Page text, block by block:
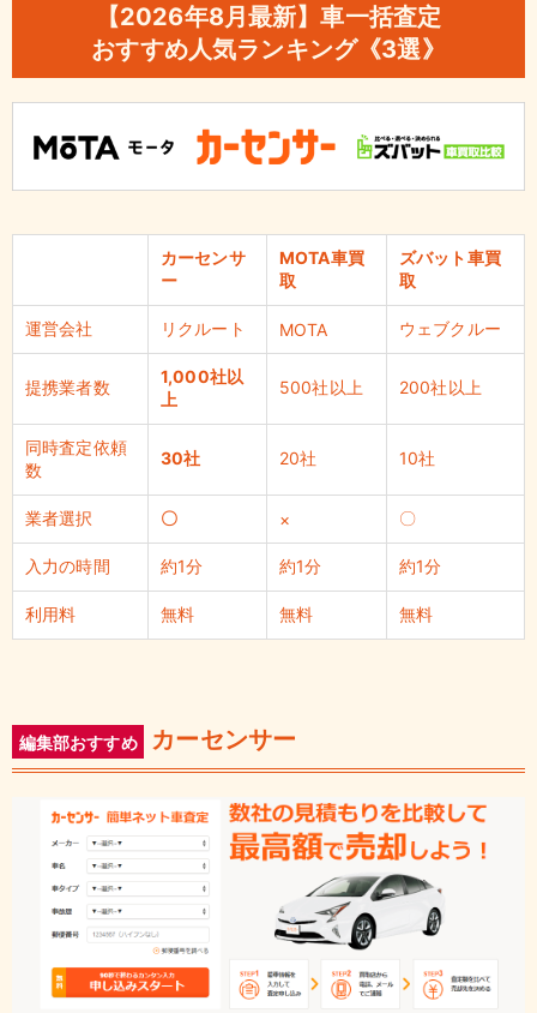
【2026年8月最新】車一括査定
おすすめ人気ランキング《3選》
カーセンサ
ー
MOTA車買
取
ズバット車買
取
運営会社 リクルート MOTA ウェブクルー
提携業者数
1,000社以
上
500社以上 200社以上
同時査定依頼
数
30社 20社 10社
業者選択 〇 × 〇
入力の時間 約1分 約1分 約1分
利用料 無料 無料 無料
編集部おすすめ カーセンサー